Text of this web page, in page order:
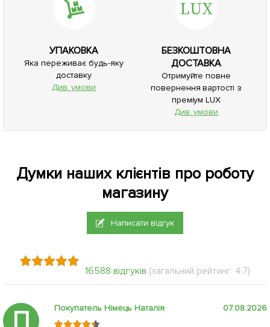
УПАКОВКА
Яка переживає будь-яку
доставку
Див. умови
БЕЗКОШТОВНА
ДОСТАВКА
Отримуйте повне
повернення вартості з
преміум LUX
Див. умови
Думки наших клієнтів про роботу
магазину
Написати відгук
16588 відгуків (загальний рейтинг: 4.7)
П Покупатель Німець Наталія 07.08.2026